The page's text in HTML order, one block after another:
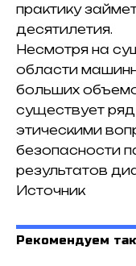
практику
десятилетия.
Несмотря на
области
больших
существует ряд
этическими
безопасности
результатов
Источник
Рекомендуем